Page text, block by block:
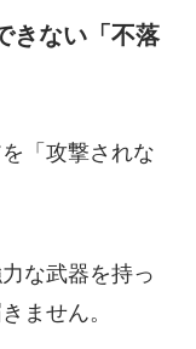
きない「不落
「攻撃されな
な武器を持っ
ません。